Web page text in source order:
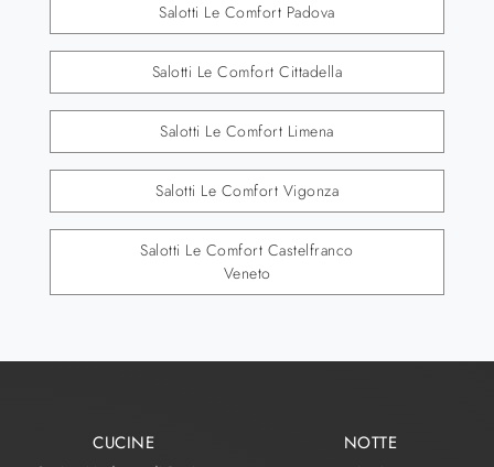
Salotti Le Comfort Padova
Salotti Le Comfort Cittadella
Salotti Le Comfort Limena
Salotti Le Comfort Vigonza
Salotti Le Comfort Castelfranco
Veneto
CUCINE NOTTE